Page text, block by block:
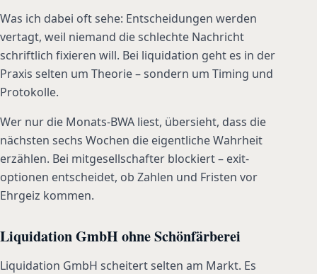
Was ich dabei oft sehe: Entscheidungen werden
vertagt, weil niemand die schlechte Nachricht
schriftlich fixieren will. Bei liquidation geht es in der
Praxis selten um Theorie – sondern um Timing und
Protokolle.
Wer nur die Monats-BWA liest, übersieht, dass die
nächsten sechs Wochen die eigentliche Wahrheit
erzählen. Bei mitgesellschafter blockiert – exit-
optionen entscheidet, ob Zahlen und Fristen vor
Ehrgeiz kommen.
Liquidation GmbH ohne Schönfärberei
Liquidation GmbH scheitert selten am Markt. Es